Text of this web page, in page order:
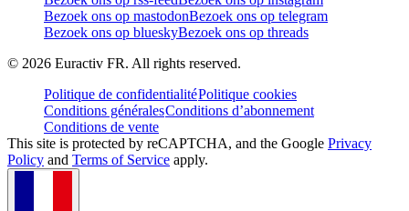
Bezoek ons op mastodonBezoek ons op telegram
Bezoek ons op blueskyBezoek ons op threads
© 2026 Euractiv FR. All rights reserved.
Politique de confidentialitéPolitique cookies
Conditions généralesConditions d’abonnement
Conditions de vente
This site is protected by reCAPTCHA, and the Google Privacy
Policy and Terms of Service apply.